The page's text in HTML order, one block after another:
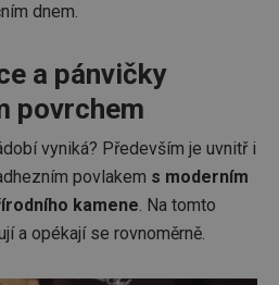
dnem.
a pánvičky
povrchem
vyniká? Především je uvnitř i
povlakem s moderním
kamene. Na tomto
a opékají se rovnoměrně.